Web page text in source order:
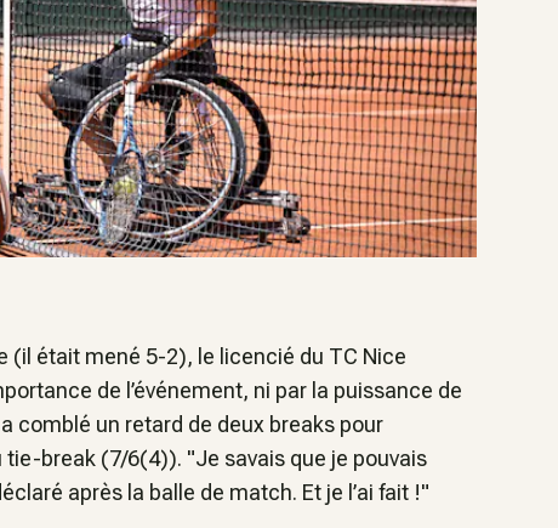
(il était mené 5-2), le licencié du TC Nice
de l’événement, ni par la puissance de
comblé un retard de deux breaks pour
tie-break (7/6(4)). "Je savais que je pouvais
après la balle de match. Et je l’ai fait !"